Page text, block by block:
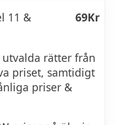
11 &
69Kr
rätter från
priset, samtidigt
priser &